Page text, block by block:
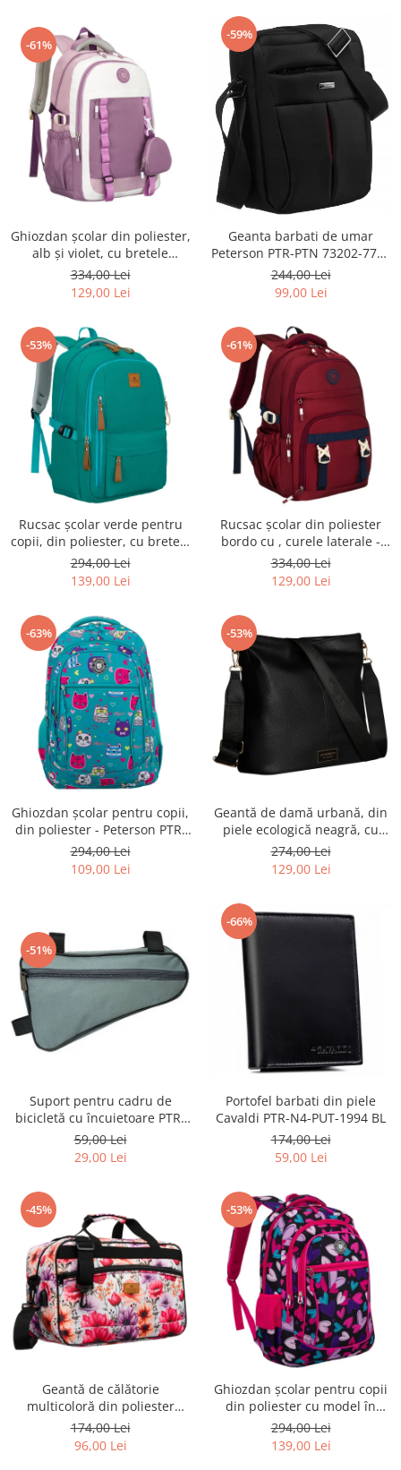
-61%
Ghiozdan școlar din poliester,
alb și violet, cu bretele
reglabile - Peterson PTR-PTN
8603-1303 PURPLE
334,00 Lei
129,00 Lei
-59%
Geanta barbati de umar
Peterson PTR-PTN 73202-7738
BL
244,00 Lei
99,00 Lei
-53%
Rucsac școlar verde pentru
copii, din poliester, cu bretele
reglabile - Peterson PTR-PTN
BHX-01-9259 Gree
294,00 Lei
139,00 Lei
-61%
Rucsac școlar din poliester
bordo cu , curele laterale -
Peterson PTR-PTN 8594-1402
BORDO
334,00 Lei
129,00 Lei
-63%
Ghiozdan școlar pentru copii,
din poliester - Peterson PTR-
PTN BIEDRONKA G28
294,00 Lei
109,00 Lei
-53%
Geantă de damă urbană, din
piele ecologică neagră, cu
curea reglabilă - Peterson
PTR-PTN JK6-06-6642
274,00 Lei
129,00 Lei
-51%
Suport pentru cadru de
bicicletă cu încuietoare PTR-
AR-S-101
59,00 Lei
29,00 Lei
-66%
Portofel barbati din piele
Cavaldi PTR-N4-PUT-1994 BL
174,00 Lei
59,00 Lei
-45%
Geantă de călătorie
multicoloră din poliester
rezistent cu port USB,
acoperită cu un model vegetal
- Rovicky PTR-R-TL15608-8831
174,00 Lei
96,00 Lei
-53%
Ghiozdan școlar pentru copii
din poliester cu model în
formă de inimă - Peterson
PTR-PTN BIEDRONKA G54
294,00 Lei
139,00 Lei